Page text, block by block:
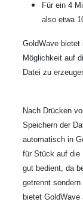
Für ein 4
also etwa
GoldWave
Möglichkeit auf
Datei zu
Nach Drücken
Speichern der
automatisch in
für Stück auf die
gut bedient, da
getrennt
bietet